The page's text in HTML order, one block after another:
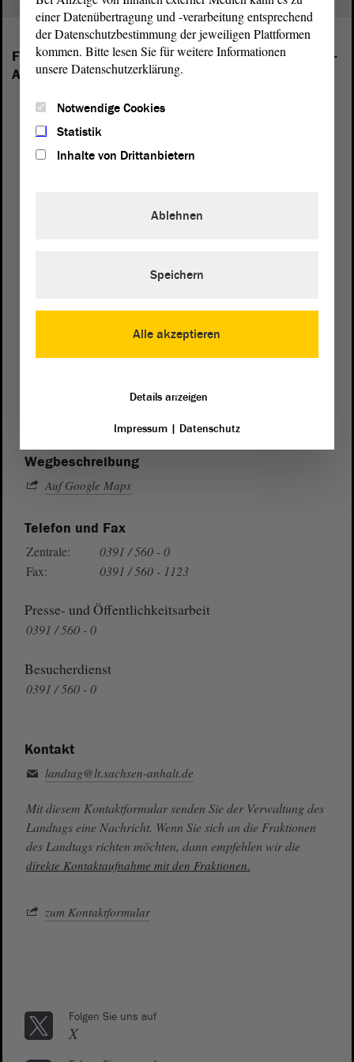
Folgende Fraktionen sind im Landtag von Sachsen-
Anhalt vertreten:
Postanschrift
Wegbeschreibung
Auf Google Maps
Telefon und Fax
Zentrale:
0391 / 560 - 0
Fax:
0391 / 560 - 1123
Presse- und Öffentlichkeitsarbeit
0391 / 560 - 0
Besucherdienst
0391 / 560 - 0
Kontakt
landtag@lt.sachsen-anhalt.de
Mit diesem Kontaktformular senden Sie der Verwaltung des
Landtags eine Nachricht. Wenn Sie sich an die Fraktionen
des Landtags richten möchten, dann empfehlen wir die
direkte Kontaktaufnahme mit den Fraktionen.
zum Kontaktformular
Folgen Sie uns auf
X
einer Datenübertragung und -verarbeitung entsprechend
der Datenschutzbestimmung der jeweiligen Plattformen
kommen. Bitte lesen Sie für weitere Informationen
unsere Datenschutzerklärung.
Notwendige Cookies
Statistik
Inhalte von Drittanbietern
Alle akzeptieren
Ablehnen
Speichern
Details anzeigen
Impressum| Datenschutz